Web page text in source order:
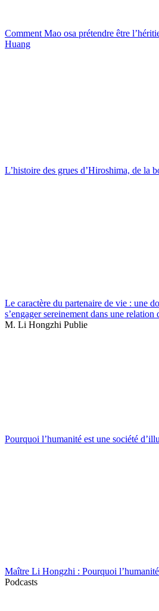
Comment Mao osa prétendre être
Huang
L’histoire des grues d’Hiroshima, de la
Le caractère du partenaire de vie : une
s’engager sereinement dans une relation
M. Li Hongzhi Publie
Pourquoi l’humanité est une société
Maître Li Hongzhi : Pourquoi
Podcasts